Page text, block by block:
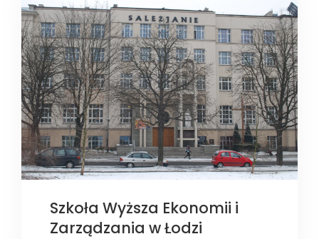
Szkoła Wyższa Ekonomii i
Zarządzania w Łodzi